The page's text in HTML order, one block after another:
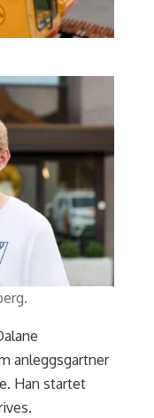
anleggsgartner
Han startet